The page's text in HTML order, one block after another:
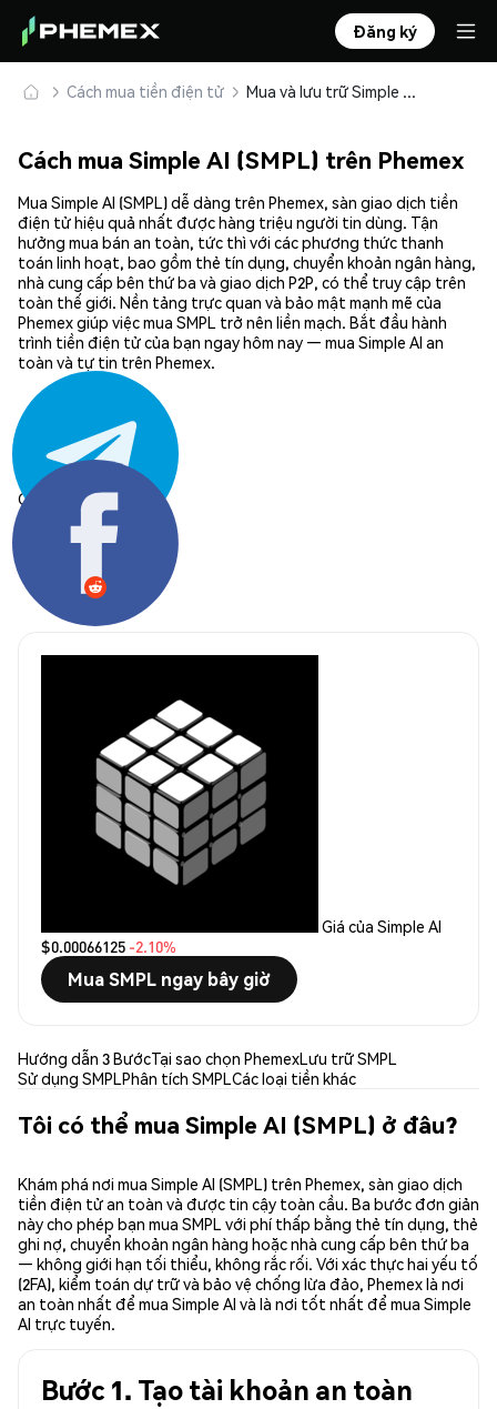
Đăng ký
Cách mua tiền điện tử Mua và lưu trữ Simple AI (SMPL) an toàn
Cách mua Simple AI (SMPL) trên Phemex
Mua Simple AI (SMPL) dễ dàng trên Phemex, sàn giao dịch tiền
điện tử hiệu quả nhất được hàng triệu người tin dùng. Tận
hưởng mua bán an toàn, tức thì với các phương thức thanh
toán linh hoạt, bao gồm thẻ tín dụng, chuyển khoản ngân hàng,
nhà cung cấp bên thứ ba và giao dịch P2P, có thể truy cập trên
toàn thế giới. Nền tảng trực quan và bảo mật mạnh mẽ của
Phemex giúp việc mua SMPL trở nên liền mạch. Bắt đầu hành
trình tiền điện tử của bạn ngay hôm nay — mua Simple AI an
toàn và tự tin trên Phemex.
Chia sẻ:
Giá của Simple AI
$0.00066125 -2.10%
Mua SMPL ngay bây giờ
Hướng dẫn 3 BướcTại sao chọn PhemexLưu trữ SMPL
Sử dụng SMPLPhân tích SMPLCác loại tiền khác
Tôi có thể mua Simple AI (SMPL) ở đâu?
Khám phá nơi mua Simple AI (SMPL) trên Phemex, sàn giao dịch
tiền điện tử an toàn và được tin cậy toàn cầu. Ba bước đơn giản
này cho phép bạn mua SMPL với phí thấp bằng thẻ tín dụng, thẻ
ghi nợ, chuyển khoản ngân hàng hoặc nhà cung cấp bên thứ ba
— không giới hạn tối thiểu, không rắc rối. Với xác thực hai yếu tố
(2FA), kiểm toán dự trữ và bảo vệ chống lừa đảo, Phemex là nơi
an toàn nhất để mua Simple AI và là nơi tốt nhất để mua Simple
AI trực tuyến.
Bước 1. Tạo tài khoản an toàn